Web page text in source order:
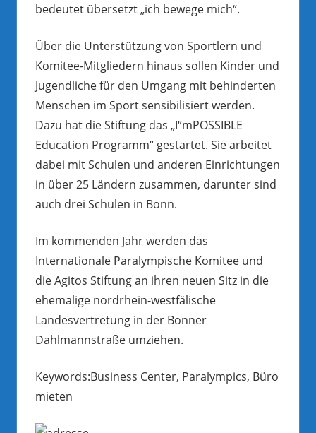
bedeutet übersetzt „ich bewege mich“.
Über die Unterstützung von Sportlern und
Komitee-Mitgliedern hinaus sollen Kinder und
Jugendliche für den Umgang mit behinderten
Menschen im Sport sensibilisiert werden.
Dazu hat die Stiftung das „I“mPOSSIBLE
Education Programm“ gestartet. Sie arbeitet
dabei mit Schulen und anderen Einrichtungen
in über 25 Ländern zusammen, darunter sind
auch drei Schulen in Bonn.
Im kommenden Jahr werden das
Internationale Paralympische Komitee und
die Agitos Stiftung an ihren neuen Sitz in die
ehemalige nordrhein-westfälische
Landesvertretung in der Bonner
Dahlmannstraße umziehen.
Keywords:Business Center, Paralympics, Büro
mieten